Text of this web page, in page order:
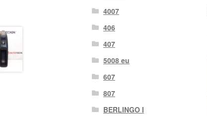
4007
406
407
5008 eu
607
807
BERLINGO I